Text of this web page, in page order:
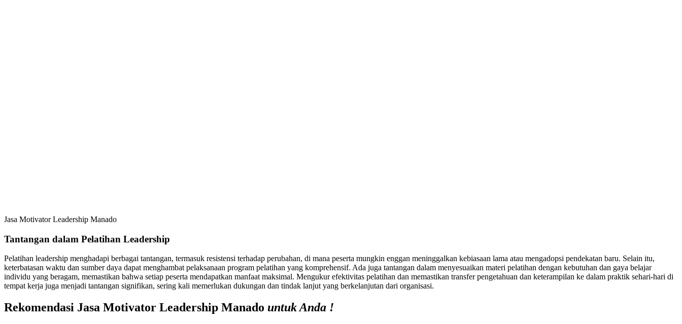
Jasa Motivator Leadership Manado
Tantangan dalam Pelatihan Leadership
Pelatihan leadership menghadapi berbagai tantangan, termasuk resistensi terhadap perubahan, di mana peserta mungkin enggan meninggalkan kebiasaan lama atau mengadopsi pendekatan baru. Selain itu,
keterbatasan waktu dan sumber daya dapat menghambat pelaksanaan program pelatihan yang komprehensif. Ada juga tantangan dalam menyesuaikan materi pelatihan dengan kebutuhan dan gaya belajar
individu yang beragam, memastikan bahwa setiap peserta mendapatkan manfaat maksimal. Mengukur efektivitas pelatihan dan memastikan transfer pengetahuan dan keterampilan ke dalam praktik sehari-hari di
tempat kerja juga menjadi tantangan signifikan, sering kali memerlukan dukungan dan tindak lanjut yang berkelanjutan dari organisasi.
Rekomendasi Jasa Motivator Leadership Manado untuk Anda !